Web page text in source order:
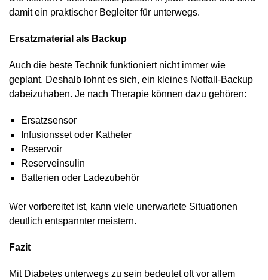
damit ein praktischer Begleiter für unterwegs.
Ersatzmaterial als Backup
Auch die beste Technik funktioniert nicht immer wie
geplant. Deshalb lohnt es sich, ein kleines Notfall-Backup
dabeizuhaben. Je nach Therapie können dazu gehören:
Ersatzsensor
Infusionsset oder Katheter
Reservoir
Reserveinsulin
Batterien oder Ladezubehör
Wer vorbereitet ist, kann viele unerwartete Situationen
deutlich entspannter meistern.
Fazit
Mit Diabetes unterwegs zu sein bedeutet oft vor allem